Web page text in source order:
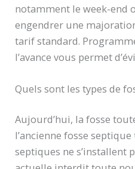
notamment le week-end
engendrer une
tarif standard.
l’avance vous permet
Quels sont les types de
Aujourd’hui, la fosse
l’ancienne fosse
septiques ne s’installent